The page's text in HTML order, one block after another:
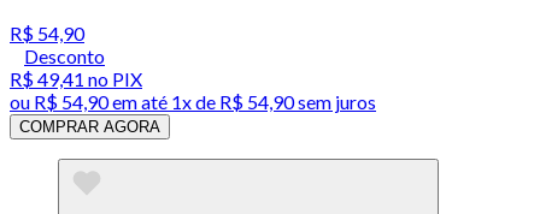
R$ 54,90
Desconto
R$ 49,41 no PIX
ou R$ 54,90em até 1x de R$ 54,90sem juros
COMPRAR AGORA